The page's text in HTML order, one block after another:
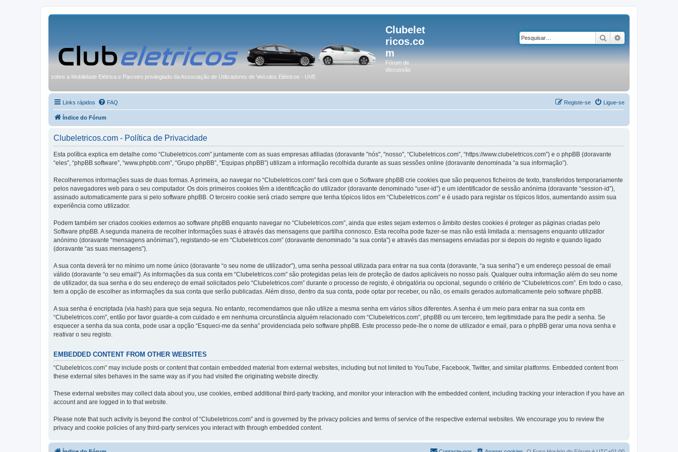
Clubelet
ricos.co
m
Fórum de
discussão
sobre a Mobilidade Elétrica e Parceiro privilegiado da Associação de Utilizadores de Veículos Elétricos - UVE
Pesquisar
Links rápidos FAQ Ligue-se
Registe-se
Índice do Fórum
Clubeletricos.com - Política de Privacidade
Esta política explica em detalhe como “Clubeletricos.com” juntamente com as suas empresas afiliadas (doravante "nós", "nosso", “Clubeletricos.com”, “https://www.clubeletricos.com”) e o phpBB (doravante
“eles”, “phpBB software”, “www.phpbb.com”, “Grupo phpBB”, “Equipas phpBB”) utilizam a informação recolhida durante as suas sessões online (doravante denominada “a sua informação”).
Recolheremos informações suas de duas formas. A primeira, ao navegar no “Clubeletricos.com” fará com que o Software phpBB crie cookies que são pequenos ficheiros de texto, transferidos temporariamente
pelos navegadores web para o seu computador. Os dois primeiros cookies têm a identificação do utilizador (doravante denominado “user-id”) e um identificador de sessão anónima (doravante “session-id”),
assinado automaticamente para si pelo software phpBB. O terceiro cookie será criado sempre que tenha tópicos lidos em “Clubeletricos.com” e é usado para registar os tópicos lidos, aumentando assim sua
experiência como utilizador.
Podem também ser criados cookies externos ao software phpBB enquanto navegar no “Clubeletricos.com”, ainda que estes sejam externos o âmbito destes cookies é proteger as páginas criadas pelo
Software phpBB. A segunda maneira de recolher informações suas é através das mensagens que partilha connosco. Esta recolha pode fazer-se mas não está limitada a: mensagens enquanto utilizador
anónimo (doravante “mensagens anónimas”), registando-se em “Clubeletricos.com” (doravante denominado “a sua conta”) e através das mensagens enviadas por si depois do registo e quando ligado
(doravante “as suas mensagens”).
A sua conta deverá ter no mínimo um nome único (doravante “o seu nome de utilizador”), uma senha pessoal utilizada para entrar na sua conta (doravante, “a sua senha”) e um endereço pessoal de email
válido (doravante “o seu email”). As informações da sua conta em “Clubeletricos.com” são protegidas pelas leis de proteção de dados aplicáveis no nosso país. Qualquer outra informação além do seu nome
de utilizador, da sua senha e do seu endereço de email solicitados pelo “Clubeletricos.com” durante o processo de registo, é obrigatória ou opcional, segundo o critério de “Clubeletricos.com”. Em todo o caso,
tem a opção de escolher as informações da sua conta que serão publicadas. Além disso, dentro da sua conta, pode optar por receber, ou não, os emails gerados automaticamente pelo software phpBB.
A sua senha é encriptada (via hash) para que seja segura. No entanto, recomendamos que não utilize a mesma senha em vários sítios diferentes. A senha é um meio para entrar na sua conta em
“Clubeletricos.com”, então por favor guarde-a com cuidado e em nenhuma circunstância alguém relacionado com “Clubeletricos.com”, phpBB ou um terceiro, tem legitimidade para lhe pedir a senha. Se
esquecer a senha da sua conta, pode usar a opção “Esqueci-me da senha” providenciada pelo software phpBB. Este processo pede-lhe o nome de utilizador e email, para o phpBB gerar uma nova senha e
reativar o seu registo.
EMBEDDED CONTENT FROM OTHER WEBSITES
“Clubeletricos.com” may include posts or content that contain embedded material from external websites, including but not limited to YouTube, Facebook, Twitter, and similar platforms. Embedded content from
these external sites behaves in the same way as if you had visited the originating website directly.
These external websites may collect data about you, use cookies, embed additional third-party tracking, and monitor your interaction with the embedded content, including tracking your interaction if you have an
account and are logged in to that website.
Please note that such activity is beyond the control of “Clubeletricos.com” and is governed by the privacy policies and terms of service of the respective external websites. We encourage you to review the
privacy and cookie policies of any third-party services you interact with through embedded content.